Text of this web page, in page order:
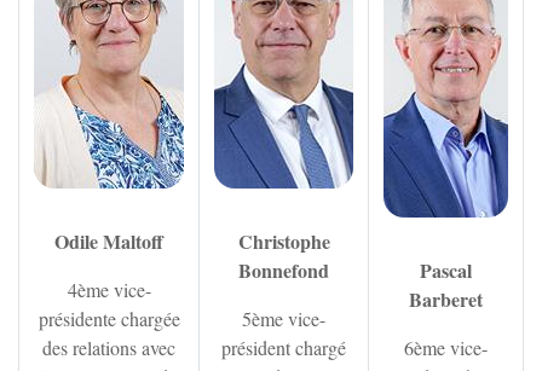
Villefargeau
Villeneuve-St-Salves
Vincelottes
Odile Maltoff
4ème vice-
présidente chargée
des relations avec
Christophe
Bonnefond
5ème vice-
président chargé
Pascal
Barberet
6ème vice-